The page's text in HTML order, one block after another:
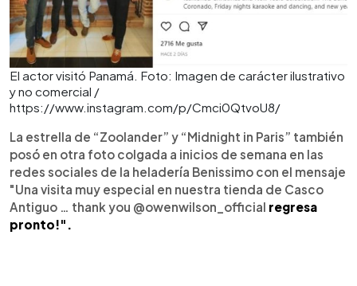
El actor visitó Panamá. Foto: Imagen de carácter ilustrativo
y no comercial /
https://www.instagram.com/p/Cmci0QtvoU8/
La estrella de “Zoolander” y “Midnight in Paris” también
posó en otra foto colgada a inicios de semana en las
redes sociales de la heladería Benissimo con el mensaje
"Una visita muy especial en nuestra tienda de Casco
Antiguo … thank you @owenwilson_official regresa
pronto!".